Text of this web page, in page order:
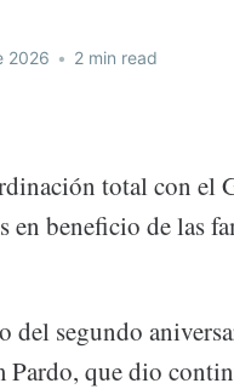
2026 • 2 min read
total con el
en beneficio de las
del segundo
Pardo, que dio